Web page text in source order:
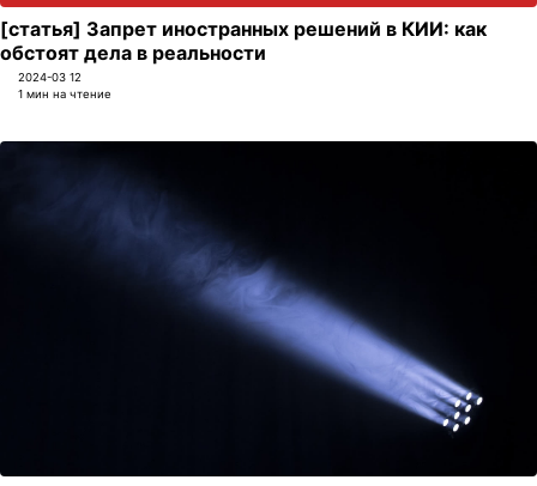
[статья] Запрет иностранных решений в КИИ: как
обстоят дела в реальности
2024-03 12
1 мин на чтение